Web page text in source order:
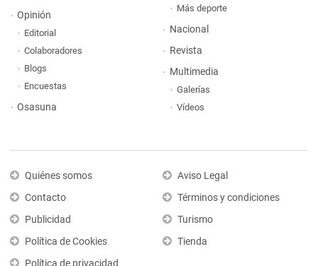
Opinión
Editorial
Colaboradores
Blogs
Encuestas
Osasuna
Más deporte
Nacional
Revista
Multimedia
Galerías
Vídeos
Quiénes somos
Contacto
Publicidad
Política de Cookies
Política de privacidad
Aviso Legal
Términos y condiciones
Turismo
Tienda